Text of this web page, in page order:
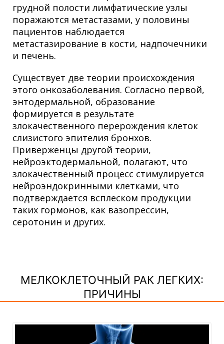
грудной полости лимфатические узлы
поражаются метастазами, у половины
пациентов наблюдается
метастазирование в кости, надпочечники
и печень.
Существует две теории происхождения
этого онкозаболевания. Согласно первой,
энтодермальной, образование
формируется в результате
злокачественного перерождения клеток
слизистого эпителия бронхов.
Приверженцы другой теории,
нейроэктодермальной, полагают, что
злокачественный процесс стимулируется
нейроэндокринными клетками, что
подтверждается всплеском продукции
таких гормонов, как вазопрессин,
серотонин и других.
МЕЛКОКЛЕТОЧНЫЙ РАК ЛЕГКИХ:
ПРИЧИНЫ